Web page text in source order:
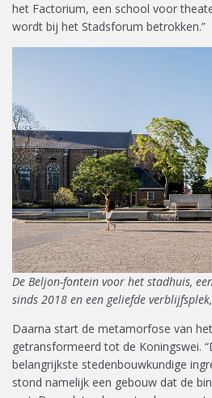
het Factorium, een school voor
wordt bij het Stadsforum betrokken.”
De Beljon-fontein voor het stadhuis,
sinds 2018 en een geliefde
Daarna start de metamorfose van
getransformeerd tot de Koningswei.
belangrijkste stedenbouwkundige
stond namelijk een gebouw dat de